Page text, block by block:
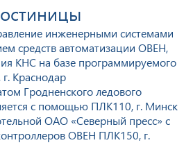
инженерными системами
средств автоматизации ОВЕН,
КНС на базе программируемого
Краснодар
Гродненского ледового
с помощью ПЛК110, г. Минск
ОАО «Северный пресс» с
ОВЕН ПЛК150, г.